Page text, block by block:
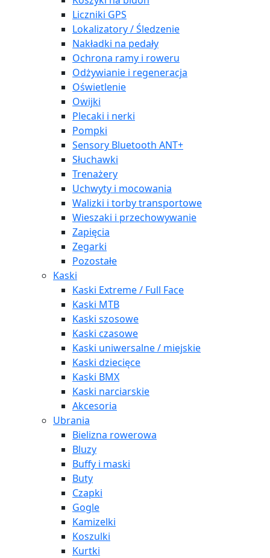
Liczniki GPS
Lokalizatory / Śledzenie
Nakładki na pedały
Ochrona ramy i roweru
Odżywianie i regeneracja
Oświetlenie
Owijki
Plecaki i nerki
Pompki
Sensory Bluetooth ANT+
Słuchawki
Trenażery
Uchwyty i mocowania
Walizki i torby transportowe
Wieszaki i przechowywanie
Zapięcia
Zegarki
Pozostałe
Kaski
Kaski Extreme / Full Face
Kaski MTB
Kaski szosowe
Kaski czasowe
Kaski uniwersalne / miejskie
Kaski dziecięce
Kaski BMX
Kaski narciarskie
Akcesoria
Ubrania
Bielizna rowerowa
Bluzy
Buffy i maski
Buty
Czapki
Gogle
Kamizelki
Koszulki
Kurtki